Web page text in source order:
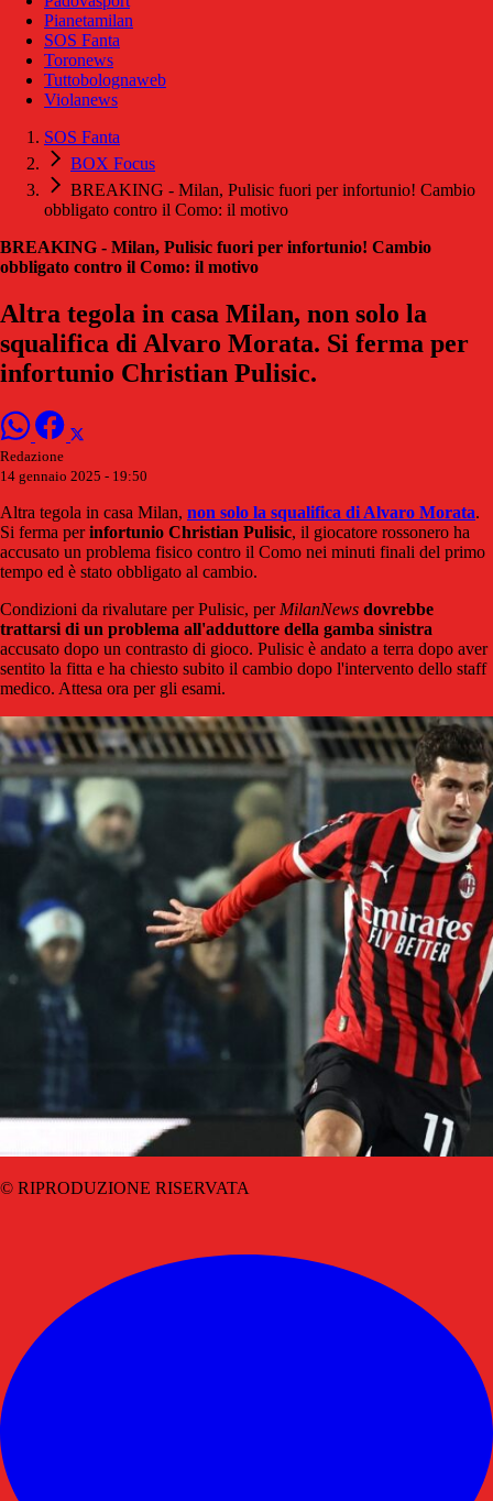
Pianetamilan
SOS Fanta
Toronews
Tuttobolognaweb
Violanews
SOS Fanta
BOX Focus
BREAKING - Milan, Pulisic fuori per infortunio! Cambio
obbligato contro il Como: il motivo
BREAKING - Milan, Pulisic fuori per infortunio! Cambio
obbligato contro il Como: il motivo
Altra tegola in casa Milan, non solo la
squalifica di Alvaro Morata. Si ferma per
infortunio Christian Pulisic.
Redazione
14 gennaio 2025 - 19:50
Altra tegola in casa Milan, non solo la squalifica di Alvaro Morata.
Si ferma perinfortunio Christian Pulisic, il giocatore rossonero ha
accusato un problema fisico contro il Como nei minuti finali del primo
tempo ed è stato obbligato al cambio.
Condizioni da rivalutare per Pulisic, per MilanNews dovrebbe
trattarsi di un problema all'adduttore della gamba sinistra
accusato dopo un contrasto di gioco. Pulisic è andato a terra dopo aver
sentito la fitta e ha chiesto subito il cambio dopo l'intervento dello staff
medico. Attesa ora per gli esami.
© RIPRODUZIONE RISERVATA